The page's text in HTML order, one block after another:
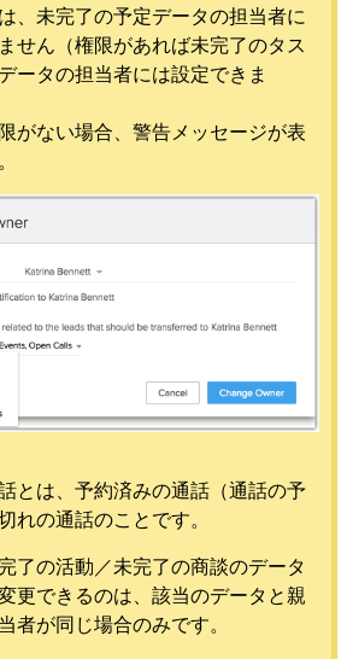
、未完了の予定データの担当者に
せん（権限があれば未完了のタス
ータの担当者には設定できま
がない場合、警告メッセージが表
とは、予約済みの通話（通話の予
れの通話のことです。
了の活動／未完了の商談のデータ
更できるのは、該当のデータと親
者が同じ場合のみです。